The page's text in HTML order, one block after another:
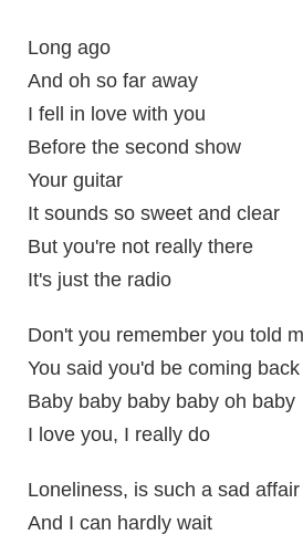
Long ago
And oh so far away
I fell in love with you
Before the second show
Your guitar
It sounds so sweet and clear
But you're not really there
It's just the radio
Don't you remember you told
You said you'd be coming
Baby baby baby baby oh baby
I love you, I really do
Loneliness, is such a sad affair
And I can hardly wait
automático